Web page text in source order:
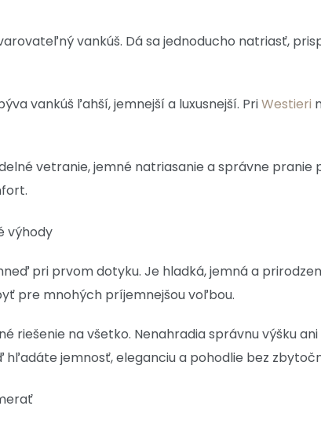
vankúš. Dá sa jednoducho natriasť,
vankúš ľahší, jemnejší a luxusnejší. PriWestieri
vetranie, jemné natriasanie a správne
výhody
pri prvom dotyku. Je hladká, jemná a
pre mnohých príjemnejšou voľbou.
riešenie na všetko. Nenahradia správnu výšku
jemnosť, eleganciu a pohodlie bez